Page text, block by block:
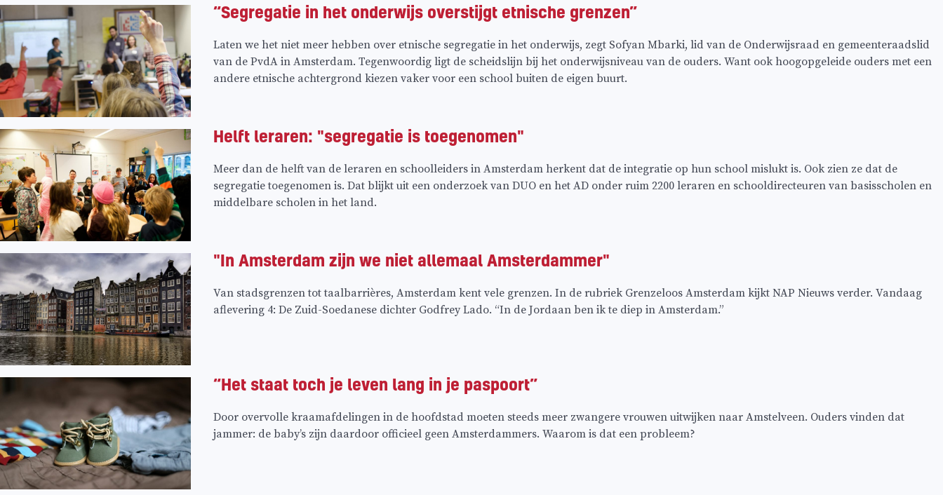
“Segregatie in het onderwijs overstijgt etnische grenzen”
Laten we het niet meer hebben over etnische segregatie in het onderwijs, zegt Sofyan Mbarki, lid van de Onderwijsraad en gemeenteraadslid
van de PvdA in Amsterdam. Tegenwoordig ligt de scheidslijn bij het onderwijsniveau van de ouders. Want ook hoogopgeleide ouders met een
andere etnische achtergrond kiezen vaker voor een school buiten de eigen buurt.
Helft leraren: "segregatie is toegenomen"
Meer dan de helft van de leraren en schoolleiders in Amsterdam herkent dat de integratie op hun school mislukt is. Ook zien ze dat de
segregatie toegenomen is. Dat blijkt uit een onderzoek van DUO en het AD onder ruim 2200 leraren en schooldirecteuren van basisscholen en
middelbare scholen in het land.
"In Amsterdam zijn we niet allemaal Amsterdammer"
Van stadsgrenzen tot taalbarrières, Amsterdam kent vele grenzen. In de rubriek Grenzeloos Amsterdam kijkt NAP Nieuws verder. Vandaag
aflevering 4: De Zuid-Soedanese dichter Godfrey Lado. “In de Jordaan ben ik te diep in Amsterdam.”
“Het staat toch je leven lang in je paspoort”
Door overvolle kraamafdelingen in de hoofdstad moeten steeds meer zwangere vrouwen uitwijken naar Amstelveen. Ouders vinden dat
jammer: de baby’s zijn daardoor officieel geen Amsterdammers. Waarom is dat een probleem?